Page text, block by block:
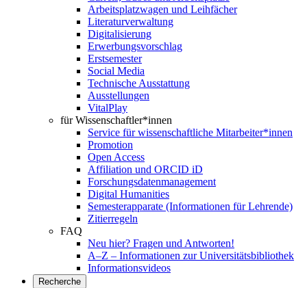
Arbeitsplatzwagen und Leihfächer
Literaturverwaltung
Digitalisierung
Erwerbungsvorschlag
Erstsemester
Social Media
Technische Ausstattung
Ausstellungen
VitalPlay
für Wissenschaftler*innen
Service für wissenschaftliche Mitarbeiter*innen
Promotion
Open Access
Affiliation und ORCID iD
Forschungsdatenmanagement
Digital Humanities
Semesterapparate (Informationen für Lehrende)
Zitierregeln
FAQ
Neu hier? Fragen und Antworten!
A–Z – Informationen zur Universitätsbibliothek
Informationsvideos
Recherche